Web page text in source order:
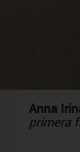
Anna
primera